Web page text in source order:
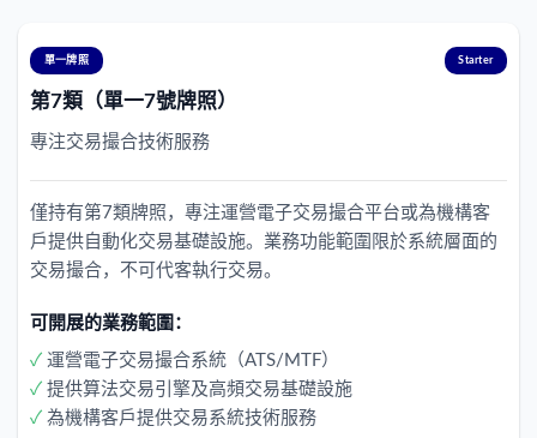
單一牌照 Starter
第7類（單一7號牌照）
專注交易撮合技術服務
僅持有第7類牌照，專注運營電子交易撮合平台或為機構客
戶提供自動化交易基礎設施。業務功能範圍限於系統層面的
交易撮合，不可代客執行交易。
可開展的業務範圍：
✓ 運營電子交易撮合系統（ATS/MTF）
✓ 提供算法交易引擎及高頻交易基礎設施
✓ 為機構客戶提供交易系統技術服務